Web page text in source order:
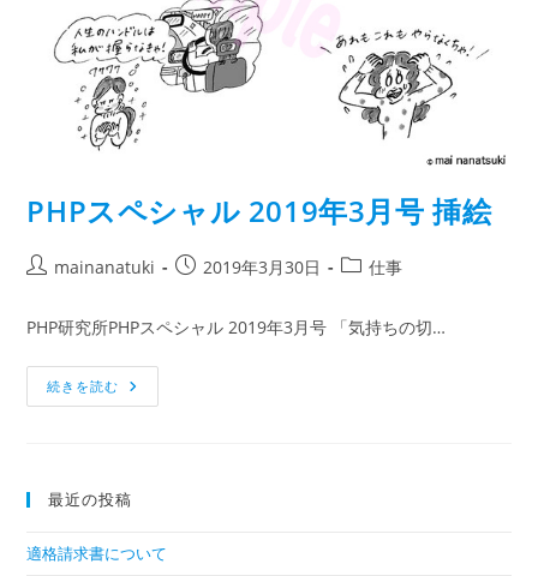
PHPスペシャル 2019年3月号 挿絵
mainanatuki 2019年3月30日 仕事
PHP研究所PHPスペシャル 2019年3月号 「気持ちの切…
続きを読む
最近の投稿
適格請求書について